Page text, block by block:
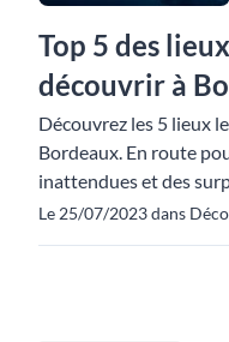
Top 5 des
découvrir à
Découvrez les 5 lieux
Bordeaux. En route
inattendues et des
Le 25/07/2023 dans